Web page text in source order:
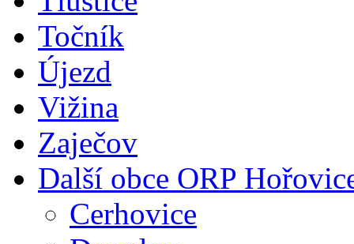
Točník
Újezd
Vižina
Zaječov
Další obce ORP
Cerhovice